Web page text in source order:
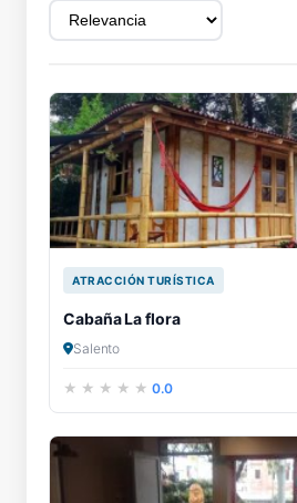
ATRACCIÓN TURÍSTICA
Cabaña La flora
Salento
0.0